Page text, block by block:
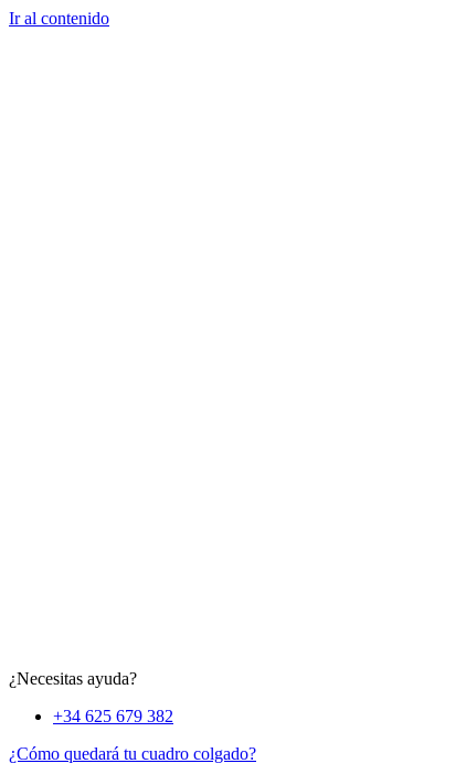
Ir al contenido
¿Necesitas ayuda?
+34 625 679 382
¿Cómo quedará tu cuadro colgado?